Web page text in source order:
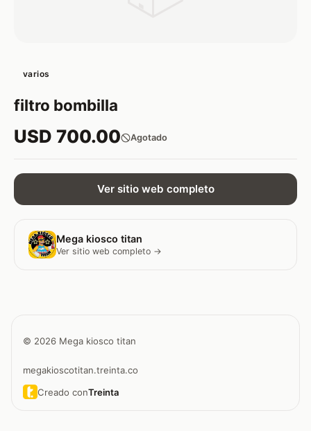
varios
filtro bombilla
USD 700.00 Agotado
Ver sitio web completo
Mega kiosco titan
Ver sitio web completo →
© 2026 Mega kiosco titan
megakioscotitan.treinta.co
Creado conTreinta